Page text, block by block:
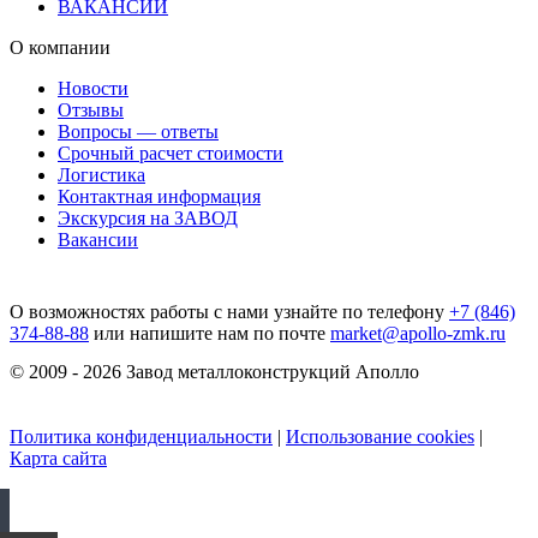
ВАКАНСИИ
О компании
Новости
Отзывы
Вопросы — ответы
Срочный расчет стоимости
Логистика
Контактная информация
Экскурсия на ЗАВОД
Вакансии
О возможностях работы с нами узнайте по телефону +7 (846)
374-88-88 или напишите нам по почте market@apollo-zmk.ru
© 2009 - 2026 Завод металлоконструкций Аполло
Политика конфиденциальности | Использование cookies |
Карта сайта